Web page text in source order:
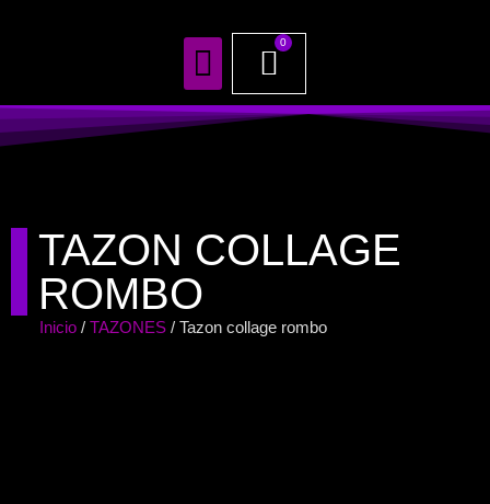
0
TAZON COLLAGE
ROMBO
Inicio / TAZONES / Tazon collage rombo